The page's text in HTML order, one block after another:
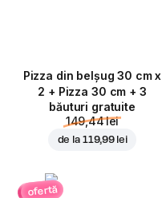
Pizza din belșug 30 cm x
2 + Pizza 30 cm + 3
băuturi gratuite
149,44 lei
de la 119,99 lei
ofertă